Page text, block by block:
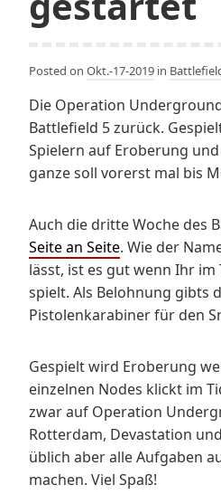
Posted on Okt.-17-2019 in
Die Operation
Battlefield 5 zurück.
Spielern auf Eroberung
ganze soll vorerst mal bis
Auch die dritte Woche des
Seite an Seite. Wie der
lässt, ist es gut wenn Ihr
spielt. Als Belohnung gibts
Pistolenkarabiner für den
Gespielt wird Eroberung
einzelnen Nodes klickt im
zwar auf Operation
Rotterdam, Devastation
üblich aber alle Aufgaben
machen. Viel Spaß!